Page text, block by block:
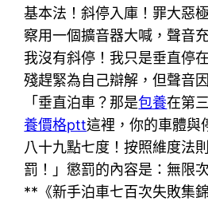
基本法！斜停入庫！罪大惡
察用一個擴音器大喊，聲音
我沒有斜停！我只是垂直停
殘趕緊為自己辯解，但聲音
「垂直泊車？那是包養在第
養價格ptt這裡，你的車體
八十九點七度！按照維度法
罰！」懲罰的內容是：無限
**《新手泊車七百次失敗集